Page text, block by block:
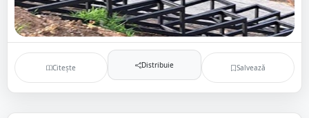
Citește Distribuie Salvează